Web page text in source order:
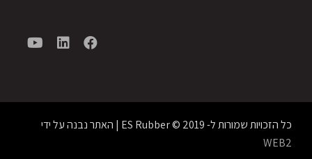
כל הזכויות שמורות ל- ES Rubber © 2019 | האתר נבנה על ידי
WEB2